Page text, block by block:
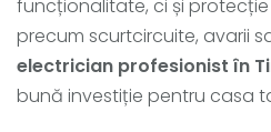
funcționalitate, ci și
precum scurtcircuite, avarii
electrician profesionist în
bună investiție pentru casa